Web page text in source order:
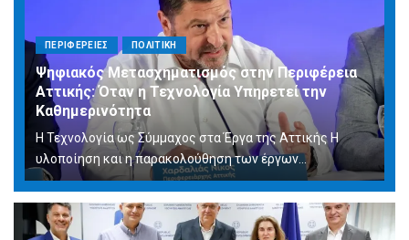
ΠΕΡΙΦΕΡΕΙΕΣ ΠΟΛΙΤΙΚΗ
Ψηφιακός Μετασχηματισμός στην Περιφέρεια
Αττικής: Όταν η Τεχνολογία Υπηρετεί την
Καθημερινότητα
Η Τεχνολογία ως Σύμμαχος στα Έργα της Αττικής Η
υλοποίηση και η παρακολούθηση των έργων...